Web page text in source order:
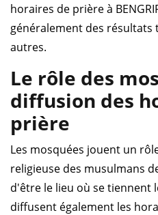
horaires de prière à
généralement des résultats
autres.
Le rôle des
diffusion des
prière
Les mosquées jouent un
religieuse des musulmans
d'être le lieu où se tiennent
diffusent également les